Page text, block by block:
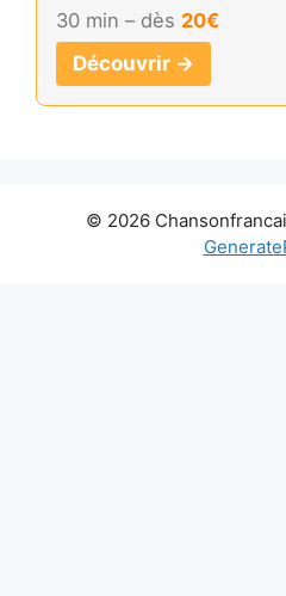
30 min – dès 20€
Découvrir →
© 2026